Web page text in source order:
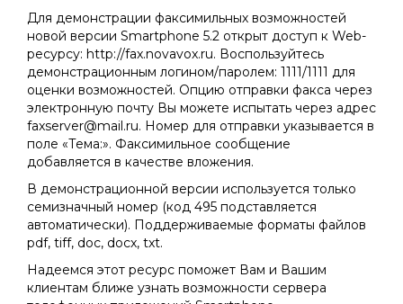
Для демонстрации факсимильных возможностей
новой версии Smartphone 5.2 открыт доступ к Web-
ресурсу: http://fax.novavox.ru. Воспользуйтесь
демонстрационным логином/паролем: 1111/1111 для
оценки возможностей. Опцию отправки факса через
электронную почту Вы можете испытать через адрес
faxserver@mail.ru. Номер для отправки указывается в
поле «Тема:». Факсимильное сообщение
добавляется в качестве вложения.
В демонстрационной версии используется только
семизначный номер (код 495 подставляется
автоматически). Поддерживаемые форматы файлов
pdf, tiff, doc, docx, txt.
Надеемся этот ресурс поможет Вам и Вашим
клиентам ближе узнать возможности сервера